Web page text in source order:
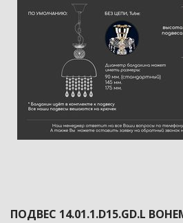
ПОДВЕС 14.01.1.D15.GD.L